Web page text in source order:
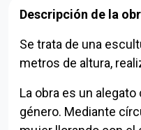
Descripción de la
Se trata de una
metros de altura,
La obra es un
género. Mediante